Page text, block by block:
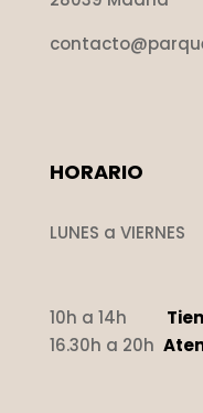
HORARIO
LUNES a VIERNES
10h a 14h
16.30h a 20h